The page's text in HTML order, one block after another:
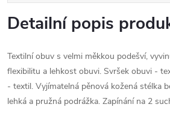
Detailní popis
Textilní obuv s velmi měkkou podešví,
flexibilitu a lehkost obuvi. Svršek obuvi -
- textil. Vyjímatelná pěnová kožená stélka
lehká a pružná podrážka. Zapínání na 2